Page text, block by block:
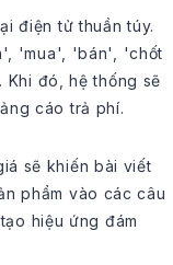
điện tử thuần túy.
'mua', 'bán', 'chốt
đó, hệ thống sẽ
cáo trả phí.
sẽ khiến bài viết
phẩm vào các câu
hiệu ứng đám